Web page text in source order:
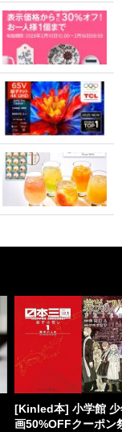
[Kinled本] 小学館 少
画50%OFFクーポン